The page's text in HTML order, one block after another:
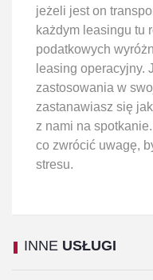
jeżeli jest on
każdym leasingu tu
podatkowych
leasing operacyjny.
zastosowania w
zastanawiasz się
z nami na
co zwrócić uwagę,
stresu.
INNE USŁUGI